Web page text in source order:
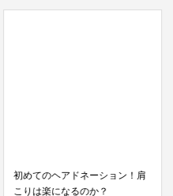
初めてのヘアドネーション！肩
こりは楽になるのか？